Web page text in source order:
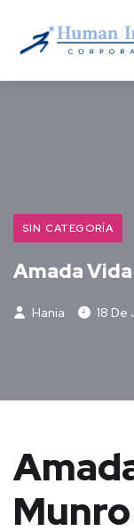
SIN CATEGORÍA
Amada
Hania 18 De
Munro